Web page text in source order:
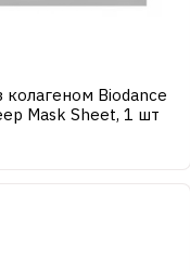
колагеном Biodance
Mask Sheet, 1 шт